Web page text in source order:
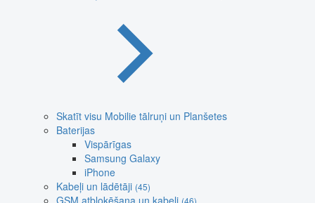
Skatīt visu Mobilie tālruņi un Planšetes
Baterijas
Vispārīgas
Samsung Galaxy
iPhone
Kabeļi un lādētāji (45)
GSM atbloķēšana un kabeļi (46)